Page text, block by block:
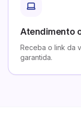
Atendimento
Receba o link da
garantida.